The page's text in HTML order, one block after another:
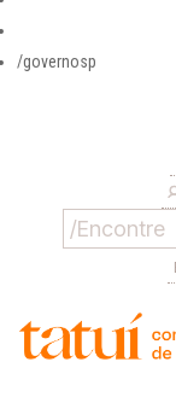
/governosp